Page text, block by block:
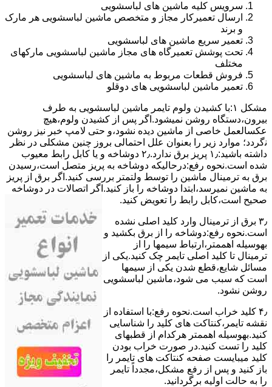
سرویس کلیه ماشین های لباسشویی
ارسال تعمیرکار مجاز و متخصص ماشین لباسشویی هر مارک
و برند
تعمیر سریع ماشین های لباسشویی
تحت پوشش تعمیرگاه های مجاز ماشین لباسشویی مارکهای
مختلف
فروش قطعات مربوط به ماشین های لباسشویی
تعمیر ماشین لباسشویی های دوقلو
مشکل ۱:ﺑﺎ ﮐﺸﯿﺪن وﻟﻮم ﺗﺎﯾﻤﺮ ماشین لباسشویی به طرف
ﺑﯿﺮون،دستگاه روﺷﻦ نمیشود.اﮔﺮ ﭘﺲ از ﮐﺸﯿﺪن وﻟﻮم،ﻫﯿﭻ
عکسالعمل ﺧﺎﺻﯽ از ﻣﺎﺷﯿﻦ دﯾﺪه نشود،و حتی ﻻﻣﭗ ﺧﺒﺮ ﻧﯿﺰ روﺷﻦ
ﻧگردد؛ موارد زیر را بعنوان ﻋﻠﻞ احتمالی بروز چنین مشکلی در نظر
داشته باشید:۱٫ ﭘﺮﯾﺰ ﺑﺮق ﻧﺪارد.۲٫ دوﺷﺎﺧﻪ و ﯾﺎ ﮐﺎﺑﻞ راﺑﻂ ﻣﻌﯿﻮب
ﺷﺪه است.نحوه رفع:درحالیکه دوﺷﺎﺧﻪ ﺑﻪ ﭘﺮﯾﺰ ﻣﺘﺼﻞ اﺳﺖ،رﺳﯿﺪن
ﺑﺮق ﺑﻪ ﺗﺮﻣﯿﻨﺎل ﻣﺎﺷﯿﻦ را ﺗﻮﺳﻂ ولتمتر بررسی ﮐﻨﯿﺪ.اﮔﺮ ﺑﺮق از ﭘﺮﯾﺰ
ﺑﻪ ﻣﺎﺷﯿﻦ نمیرسد،اﺑﺘﺪا دوشاخه را باز کنید.اﮔﺮ اﺗﺼﺎﻻت در دوشاخه
ﺻﺤﯿﺢ اﺳﺖ،ﮐﺎﺑﻞ راﺑﻂ را ﺗﻌﻮﯾﺾ کنید.
۳٫ ﺑﺮق از ﺗﺮﻣﯿﻨﺎل وارد ﮐﻠﯿﺪ اﺻﻠﯽ ﻧﺸﺪه
است.نحوه رﻓﻊ:دوشاخه را از ﺑﺮق بکشید و
بهوسیله اهممتر،ارﺗﺒﺎط سیمها را از
ﺗﺮﻣﯿﻨﺎل ﺗﺎ ﮐﻠﯿﺪ اﺻﻠﯽ ﺗﺎﯾﻤﺮ چک کنید.یکی از
مسائل شایع،ﻗﻄﻊ شدن ﯾﮑﯽ از سیمها
است که سبب می شود،ﻣﺎﺷﯿﻦ لباسشویی
روﺷﻦ نشود.
۴٫ ﮐﻠﯿﺪ ﺧﺮاب اﺳﺖ.نحوه رفع:ﺑﺎ اﺳﺘﻔﺎده از
ﻧﻘﺸﻪ ﺗﺎﯾﻤﺮ،ﮐﻨﺘﺎﮐﺖ ﻫﺎی ﮐﻠﯿﺪ را ﺷﻨﺎﺳﺎﯾﯽ
کنید.بهوسیله اهممتر هرکدام از قطبهای
ﮐﻠﯿﺪ را ﺗﺴﺖ ﮐﻨﯿﺪ.در ﺻﻮرت ﺧﺮاب ﺑﻮدن
ﮐﻠﯿﺪ میبایست ﺻﻔﺤﻪ ﮐﻨﺘﺎﮐﺖ ﻫﺎی ﺗﺎﯾﻤﺮ را
باز کنید و ﭘﺲ از رﻓﻊ مشکل،مجدداً ﺗﺎﯾﻤﺮ
را به حالت اوﻟﯿﻪ برگردانید.